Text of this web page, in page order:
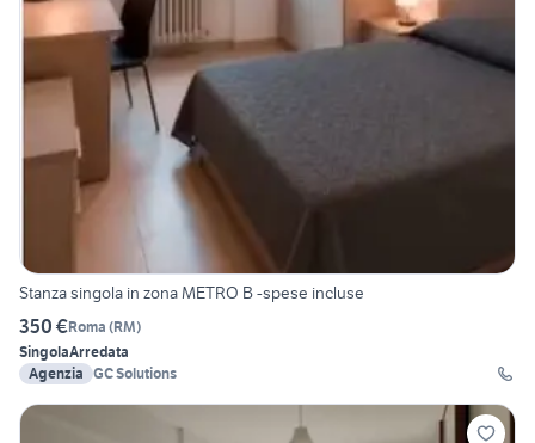
Stanza singola in zona METRO B -spese incluse
350 €Roma (RM)
SingolaArredata
Agenzia GC Solutions